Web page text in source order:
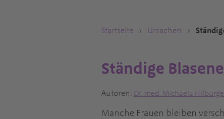
Startseite Ursachen
Ständige
Autoren: Dr. med. Michaela
Manche Frauen bleiben